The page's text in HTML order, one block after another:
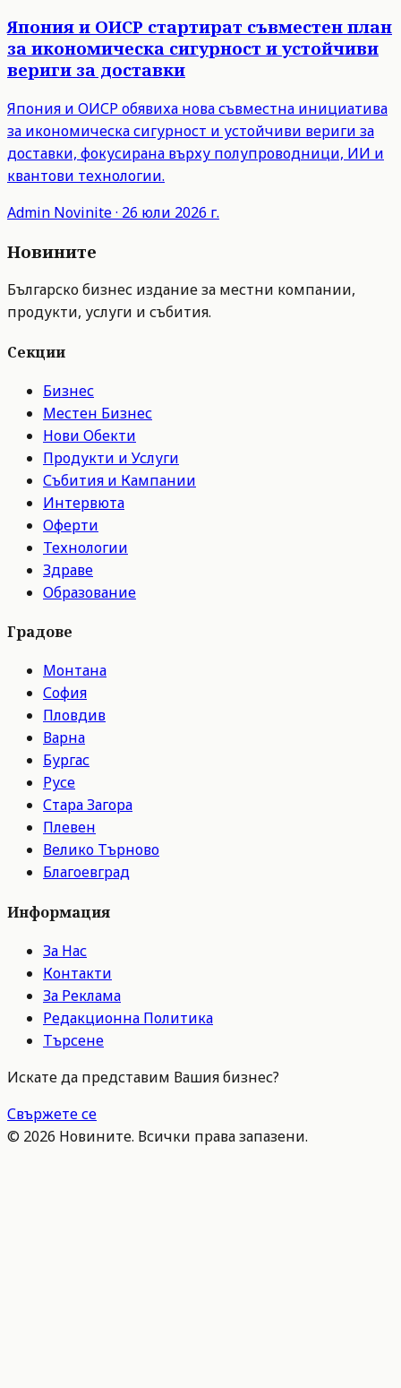
Япония и ОИСР стартират съвместен план
за икономическа сигурност и устойчиви
вериги за доставки
Япония и ОИСР обявиха нова съвместна инициатива
за икономическа сигурност и устойчиви вериги за
доставки, фокусирана върху полупроводници, ИИ и
квантови технологии.
Admin Novinite· 26 юли 2026 г.
Новините
Българско бизнес издание за местни компании,
продукти, услуги и събития.
Секции
Бизнес
Местен Бизнес
Нови Обекти
Продукти и Услуги
Събития и Кампании
Интервюта
Оферти
Технологии
Здраве
Образование
Градове
Монтана
София
Пловдив
Варна
Бургас
Русе
Стара Загора
Плевен
Велико Търново
Благоевград
Информация
За Нас
Контакти
За Реклама
Редакционна Политика
Търсене
Искате да представим Вашия бизнес?
Свържете се
© 2026 Новините. Всички права запазени.